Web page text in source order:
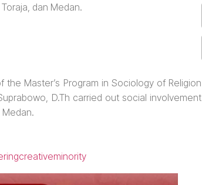
dan Medan.
Master’s Program in Sociology of Religion
D.Th carried out social involvement